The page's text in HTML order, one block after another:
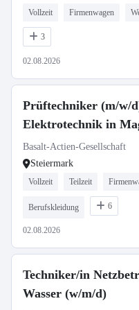
Vollzeit Firmenwagen
3
02.08.2026
Prüftechniker (m/w/
Elektrotechnik in
Basalt-Actien-Gesellschaft
Steiermark
Vollzeit Teilzeit
Berufskleidung 6
02.08.2026
Techniker/in
Wasser (w/m/d)